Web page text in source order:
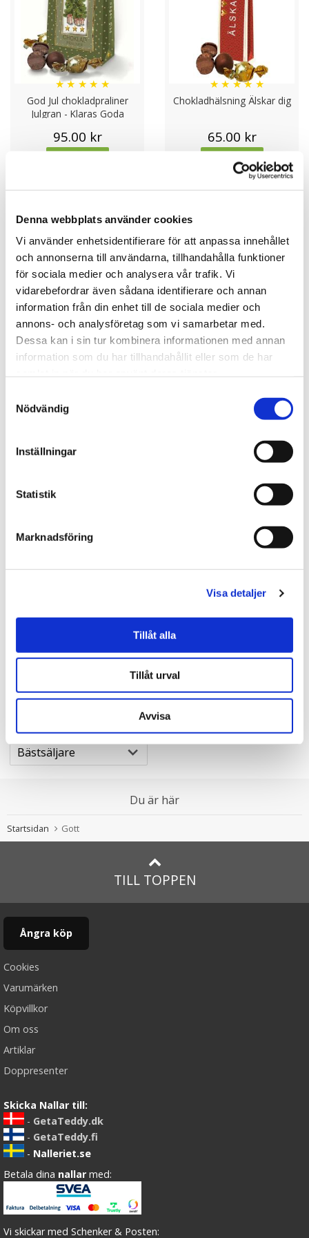
Denna webbplats använder cookies
Vi använder enhetsidentifierare för att anpassa innehållet
och annonserna till användarna, tillhandahålla funktioner
för sociala medier och analysera vår trafik. Vi
vidarebefordrar även sådana identifierare och annan
information från din enhet till de sociala medier och
annons- och analysföretag som vi samarbetar med.
Dessa kan i sin tur kombinera informationen med annan
information som du har tillhandahållit eller som de har
Nödvändig
Inställningar
Statistik
Marknadsföring
Visa detaljer
Tillåt alla
Tillåt urval
Avvisa
och skapa stunder av lycka och välbefinnande.
God Jul chokladpraliner
Julgran - Klaras Goda
★★ ★ ★ ★
95.00 kr
Chokladhälsning Älskar dig
★ ★★★ ★
65.00 kr
Student - Lyxiga
Chokladpraliner
★★ ★★★
95.00 kr
Härliga Sommar - Lyxiga
chokladpraliner
★★ ★ ★ ★
95.00 kr
65.00 kr
Sortera efter
Du är här
Startsidan Gott
TILL TOPPEN
Ångra köp
Cookies
Varumärken
Köpvillkor
Om oss
Artiklar
Doppresenter
Skicka Nallar till:
- GetaTeddy.dk
- GetaTeddy.fi
- Nalleriet.se
Betala dina nallar med:
Vi skickar med Schenker & Posten: